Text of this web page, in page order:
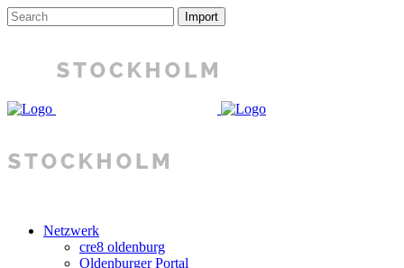
Netzwerk
cre8 oldenburg
Oldenburger Portal